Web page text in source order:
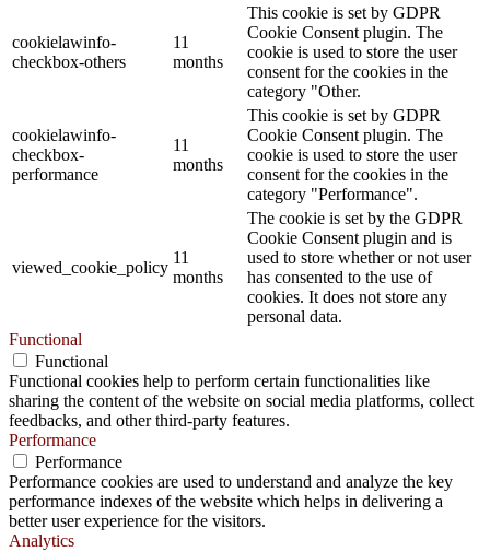
cookielawinfo-
checkbox-others
11
months
This cookie is set by GDPR
Cookie Consent plugin. The
cookie is used to store the user
consent for the cookies in the
category "Other.
cookielawinfo-
checkbox-
performance
11
months
This cookie is set by GDPR
Cookie Consent plugin. The
cookie is used to store the user
consent for the cookies in the
category "Performance".
viewed_cookie_policy
11
months
The cookie is set by the GDPR
Cookie Consent plugin and is
used to store whether or not user
has consented to the use of
cookies. It does not store any
personal data.
Functional
Functional
Functional cookies help to perform certain functionalities like
sharing the content of the website on social media platforms, collect
feedbacks, and other third-party features.
Performance
Performance
Performance cookies are used to understand and analyze the key
performance indexes of the website which helps in delivering a
better user experience for the visitors.
Analytics